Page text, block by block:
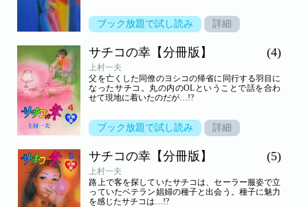
ブック放題で試し読み 詳細
サチコの幸【分冊版】 (4)
上村一夫
父を亡くした同僚のヨシコの帰省に同行する羽目に
なったサチコ。丸の内のOLということで話を合わ
せて現地に着いたのだが…!?
ブック放題で試し読み 詳細
サチコの幸【分冊版】 (5)
上村一夫
路上で客を探していたサチコは、セーラー服姿で立
っていたベテラン娼婦の種子と出会う。種子に魅力
を感じたサチコは…!?